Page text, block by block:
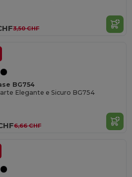
3,50 CHF
BG754
Elegante e Sicuro BG754
6,66 CHF